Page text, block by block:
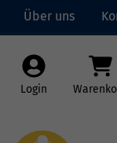
Über uns
Login